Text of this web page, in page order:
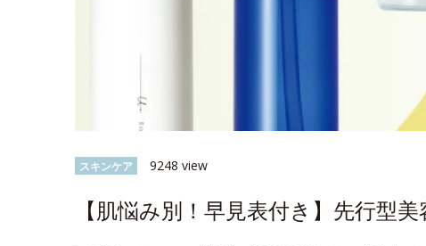
スキンケア 9248 view
【肌悩み別！早見表付き】先行型